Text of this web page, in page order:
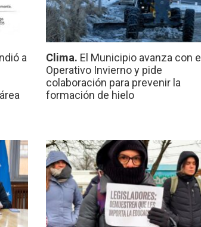
a
Clima. El Municipio avanza con el
Operativo Invierno y pide
colaboración para prevenir la
formación de hielo